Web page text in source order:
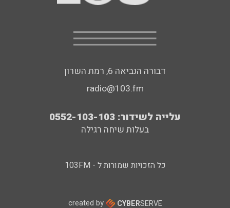
דבורה הנביאה 6, רמת השרון
radio@103.fm
עלייה לשידור: 0552-103-103
בעלות שיחה רגילה
כל הזכויות שמורות ל - 103FM
created by CYBERSERVE